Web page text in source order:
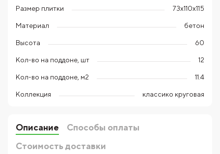
Размер плитки 73х110х115
Материал бетон
Высота 60
Кол-во на поддоне, шт 12
Кол-во на поддоне, м2 11.4
Коллекция классико круговая
Описание
Способы оплаты
Стоимость доставки